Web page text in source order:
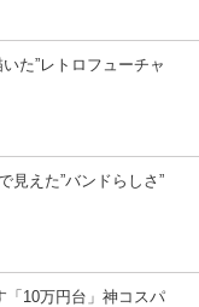
た”レトロフューチャ
見えた”バンドらしさ”
「10万円台」神コスパ